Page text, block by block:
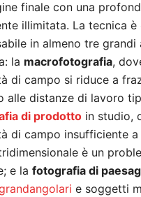
finale con una
illimitata. La tecnica è
in almeno tre grandi
la macrofotografia,
di campo si riduce a
alle distanze di lavoro
di prodotto in studio,
di campo insufficiente
è un
e la fotografia di
e soggetti